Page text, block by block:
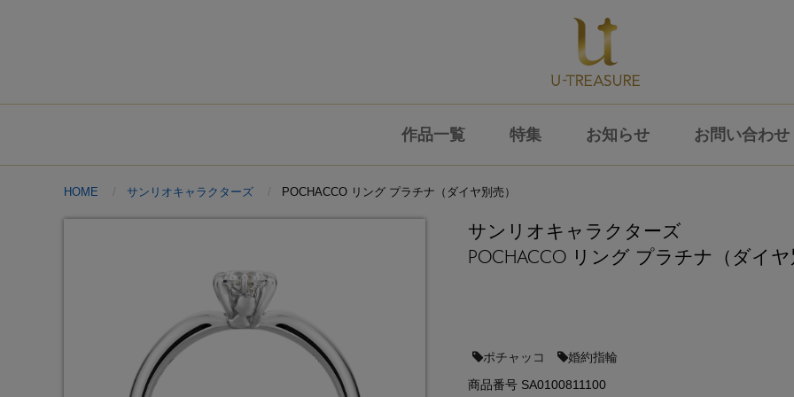
作品一覧 特集 お知らせ お問い合わせ
HOME サンリオキャラクターズ POCHACCO リング プラチナ（ダイヤ別売）
サンリオキャラクターズ
POCHACCO リング プラチナ（ダイ
ポチャッコ
婚約指輪
商品番号 SA0100811100